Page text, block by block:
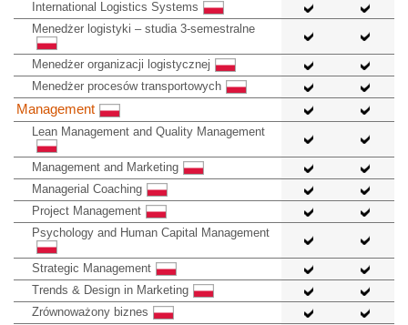
International Logistics Systems
Menedżer logistyki – studia 3-semestralne
Menedżer organizacji logistycznej
Menedżer procesów transportowych
Management
Lean Management and Quality Management
Management and Marketing
Managerial Coaching
Project Management
Psychology and Human Capital Management
Strategic Management
Trends & Design in Marketing
Zrównoważony biznes